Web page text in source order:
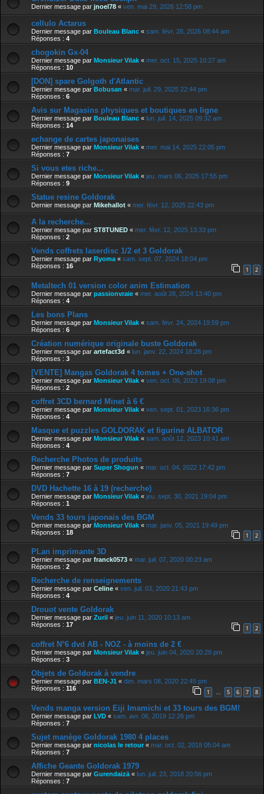
Dernier message par jnoel78 « ven. mai 29, 2026 12:58 pm
cellulo Actarus
Dernier message par Bouleau Blanc « sam. févr. 28, 2026 08:44 am
Réponses : 4
chogokin Gx-04
Dernier message par Monsieur Vilak « mer. oct. 15, 2025 10:27 am
Réponses : 10
[DON] spare Golgoth d'Atlantic
Dernier message par Bobusan « mar. juil. 29, 2025 22:44 pm
Réponses : 6
Avis sur Magasins physiques et boutiques en ligne
Dernier message par Bouleau Blanc « lun. juil. 14, 2025 09:32 am
Réponses : 14
echange de cartes japonaises
Dernier message par Monsieur Vilak « mer. mai 14, 2025 22:05 pm
Réponses : 7
Si vous etes riche...
Dernier message par Monsieur Vilak « jeu. mars 06, 2025 17:55 pm
Réponses : 9
Statue resine Goldorak
Dernier message par Mikehallot « mer. févr. 12, 2025 22:43 pm
A la recherche...
Dernier message par ST8TUNED « mer. févr. 12, 2025 13:33 pm
Réponses : 2
Vends coffrets laserdisc 1/2 et 3 Goldorak
Dernier message par Ryoma « sam. sept. 07, 2024 18:04 pm
Réponses : 16 1 2
Metaltech 01 version color anim Estimation
Dernier message par passionvraie « mer. août 28, 2024 13:40 pm
Réponses : 4
Les bons Plans
Dernier message par Monsieur Vilak « sam. févr. 24, 2024 19:59 pm
Réponses : 6
Création numérique originale buste Goldorak
Dernier message par artefact3d « lun. janv. 22, 2024 18:28 pm
Réponses : 3
[VENTE] Mangas Goldorak 4 tomes + One-shot
Dernier message par Monsieur Vilak « ven. oct. 06, 2023 19:08 pm
Réponses : 2
coffret 3CD bernard Minet à 6 €
Dernier message par Monsieur Vilak « ven. sept. 01, 2023 16:36 pm
Réponses : 4
Masque et puzzles GOLDORAK et figurine ALBATOR
Dernier message par Monsieur Vilak « sam. août 12, 2023 10:41 am
Réponses : 4
Recherche Photos de produits
Dernier message par Super Shogun « mar. oct. 04, 2022 17:42 pm
Réponses : 7
DVD Hachette 16 à 19 (recherche)
Dernier message par Monsieur Vilak « jeu. sept. 30, 2021 19:04 pm
Réponses : 1
Vends 33 tours japonais des BGM
Dernier message par Monsieur Vilak « mar. janv. 05, 2021 19:49 pm
Réponses : 18 1 2
PLan imprimante 3D
Dernier message par franck0573 « mar. juil. 07, 2020 00:23 am
Réponses : 2
Recherche de renseignements
Dernier message par Celine « ven. juil. 03, 2020 21:43 pm
Réponses : 4
Drouot vente Goldorak
Dernier message par Zuril « jeu. juin 11, 2020 10:13 am
Réponses : 17 1 2
coffret N°6 dvd AB - NOZ - à moins de 2 €
Dernier message par Monsieur Vilak « jeu. juin 04, 2020 20:28 pm
Réponses : 3
Objets de Goldorak à vendre
Dernier message par BEN-J1 « dim. mars 08, 2020 22:49 pm
Réponses : 116 1 … 5 6 7 8
Vends manga version Eiji Imamichi et 33 tours des BGM!
Dernier message par LVD « sam. avr. 06, 2019 12:26 pm
Réponses : 7
Sujet manège Goldorak 1980 4 places
Dernier message par nicolas le retour « mar. oct. 02, 2018 05:04 am
Réponses : 7
Affiche Geante Goldorak 1979
Dernier message par Gurendaizä « lun. juil. 23, 2018 20:56 pm
Réponses : 7